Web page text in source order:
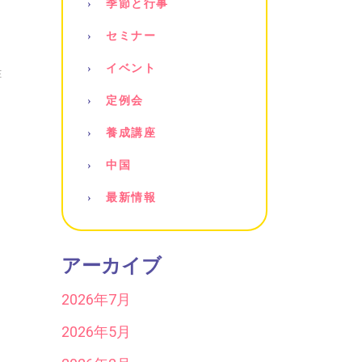
季節と行事
セミナー
イベント
定例会
養成講座
中国
最新情報
アーカイブ
2026年7月
2026年5月